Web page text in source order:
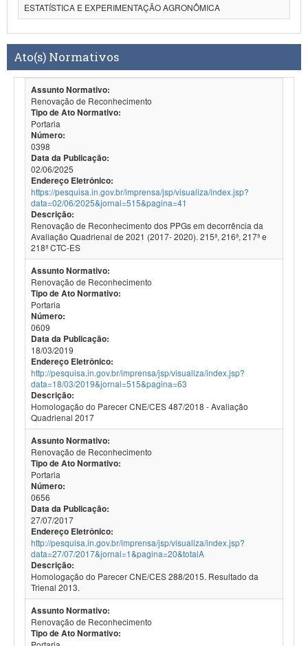
ESTATÍSTICA E EXPERIMENTAÇÃO AGRONÔMICA
Ato(s) Normativos
Assunto Normativo:
Renovação de Reconhecimento
Tipo de Ato Normativo:
Portaria
Número:
0398
Data da Publicação:
02/06/2025
Endereço Eletrônico:
https://pesquisa.in.gov.br/imprensa/jsp/visualiza/index.jsp?
data=02/06/2025&jornal=515&pagina=41
Descrição:
Renovação de Reconhecimento dos PPGs em decorrência da
Avaliação Quadrienal de 2021 (2017- 2020). 215ª, 216ª, 217ª e
218ª CTC-ES
Assunto Normativo:
Renovação de Reconhecimento
Tipo de Ato Normativo:
Portaria
Número:
0609
Data da Publicação:
18/03/2019
Endereço Eletrônico:
http://pesquisa.in.gov.br/imprensa/jsp/visualiza/index.jsp?
data=18/03/2019&jornal=515&pagina=63
Descrição:
Homologação do Parecer CNE/CES 487/2018 - Avaliação
Quadrienal 2017
Assunto Normativo:
Renovação de Reconhecimento
Tipo de Ato Normativo:
Portaria
Número:
0656
Data da Publicação:
27/07/2017
Endereço Eletrônico:
http://pesquisa.in.gov.br/imprensa/jsp/visualiza/index.jsp?
data=27/07/2017&jornal=1&pagina=20&totalA
Descrição:
Homologação do Parecer CNE/CES 288/2015. Resultado da
Trienal 2013.
Assunto Normativo:
Renovação de Reconhecimento
Tipo de Ato Normativo: